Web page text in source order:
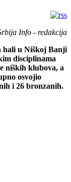
Info - redakcija
hali u Niškoj Banji
disciplinama
niških klubova, a
osvojio
i 26 bronzanih.